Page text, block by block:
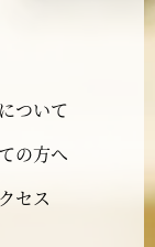
ついて
の方へ
セス